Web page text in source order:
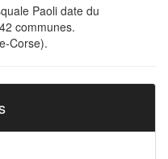
Paoli date du
communes.
Corse).